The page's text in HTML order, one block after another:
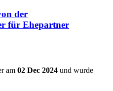
der
für Ehepartner
am 02 Dec 2024 und wurde